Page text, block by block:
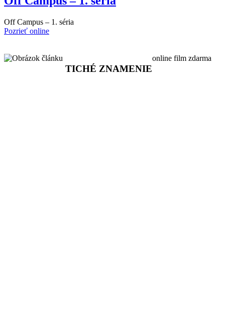
Off Campus – 1. séria
Pozrieť online
TICHÉ ZNAMENIE
online film zdarma